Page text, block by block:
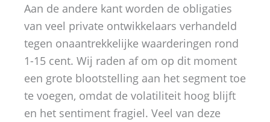
Aan de andere kant worden de obligaties
van veel private ontwikkelaars verhandeld
tegen onaantrekkelijke waarderingen rond
1-15 cent. Wij raden af om op dit moment
een grote blootstelling aan het segment toe
te voegen, omdat de volatiliteit hoog blijft
en het sentiment fragiel. Veel van deze